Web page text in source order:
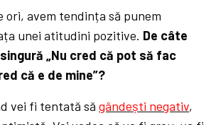
ori, avem tendința să punem
unei atitudini pozitive. De câte
„Nu cred că pot să fac
că e de mine”?
vei fi tentată săgândești negativ,